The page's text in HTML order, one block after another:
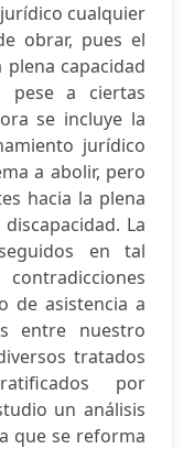
cualquier
obrar, pues el
capacidad
pese a ciertas
se incluye la
jurídico
a abolir, pero
hacia la plena
La
en tal
de asistencia a
entre nuestro
tratados
por
un análisis
que se reforma